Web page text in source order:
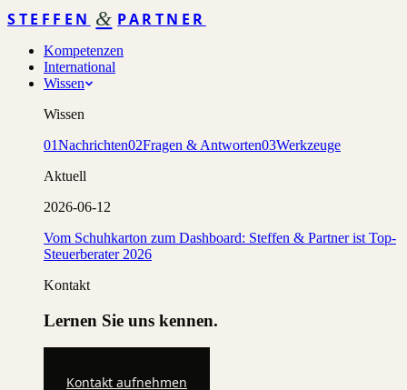
STEFFEN & PARTNER
Kompetenzen
International
Wissen
Wissen
01Nachrichten02Fragen & Antworten03Werkzeuge
Aktuell
2026-06-12
Vom Schuhkarton zum Dashboard: Steffen & Partner ist Top-
Steuerberater 2026
Kontakt
Lernen Sie uns kennen.
Kontakt aufnehmen